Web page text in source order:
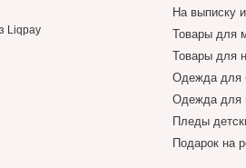
На выписку
Товары для
Товары для
Одежда для
Одежда для
Пледы
Подарок на